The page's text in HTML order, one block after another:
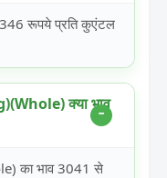
रूपये प्रति कुएंटल
क्या भाव
का भाव 3041 से